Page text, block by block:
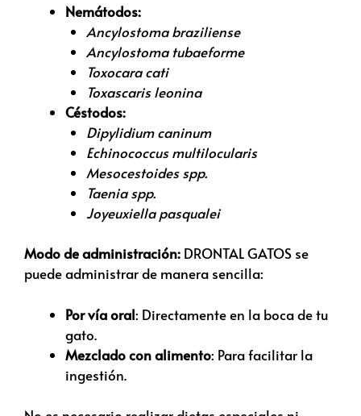
Nemátodos:
Ancylostoma braziliense
Ancylostoma tubaeforme
Toxocara cati
Toxascaris leonina
Céstodos:
Dipylidium caninum
Echinococcus multilocularis
Mesocestoides spp.
Taenia spp.
Joyeuxiella pasqualei
Modo de administración: DRONTAL GATOS se
puede administrar de manera sencilla:
Por vía oral: Directamente en la boca de tu
gato.
Mezclado con alimento: Para facilitar la
ingestión.